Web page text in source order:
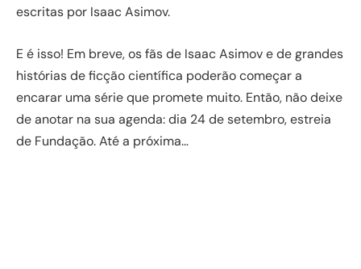
escritas por Isaac Asimov.
E é isso! Em breve, os fãs de Isaac Asimov e de grandes
histórias de ficção científica poderão começar a
encarar uma série que promete muito. Então, não deixe
de anotar na sua agenda: dia 24 de setembro, estreia
de Fundação. Até a próxima…